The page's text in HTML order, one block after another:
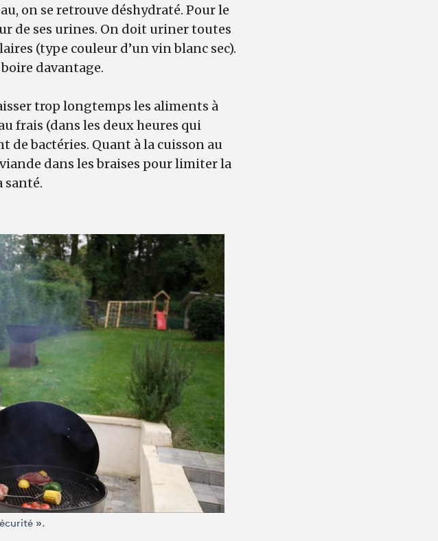
on se retrouve déshydraté. Pour le
de ses urines. On doit uriner toutes
(type couleur d’un vin blanc sec).
davantage.
trop longtemps les aliments à
frais (dans les deux heures qui
de bactéries. Quant à la cuisson au
dans les braises pour limiter la
santé.
».